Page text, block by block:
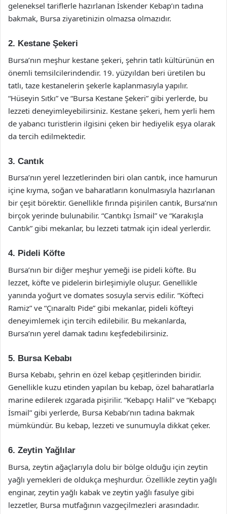
geleneksel tariflerle hazırlanan İskender Kebap’ın tadına
bakmak, Bursa ziyaretinizin olmazsa olmazıdır.
2. Kestane Şekeri
Bursa’nın meşhur kestane şekeri, şehrin tatlı kültürünün en
önemli temsilcilerindendir. 19. yüzyıldan beri üretilen bu
tatlı, taze kestanelerin şekerle kaplanmasıyla yapılır.
“Hüseyin Sıtkı” ve “Bursa Kestane Şekeri” gibi yerlerde, bu
lezzeti deneyimleyebilirsiniz. Kestane şekeri, hem yerli hem
de yabancı turistlerin ilgisini çeken bir hediyelik eşya olarak
da tercih edilmektedir.
3. Cantık
Bursa’nın yerel lezzetlerinden biri olan cantık, ince hamurun
içine kıyma, soğan ve baharatların konulmasıyla hazırlanan
bir çeşit börektir. Genellikle fırında pişirilen cantık, Bursa’nın
birçok yerinde bulunabilir. “Cantıkçı İsmail” ve “Karakışla
Cantık” gibi mekanlar, bu lezzeti tatmak için ideal yerlerdir.
4. Pideli Köfte
Bursa’nın bir diğer meşhur yemeği ise pideli köfte. Bu
lezzet, köfte ve pidelerin birleşimiyle oluşur. Genellikle
yanında yoğurt ve domates sosuyla servis edilir. “Köfteci
Ramiz” ve “Çınaraltı Pide” gibi mekanlar, pideli köfteyi
deneyimlemek için tercih edilebilir. Bu mekanlarda,
Bursa’nın yerel damak tadını keşfedebilirsiniz.
5. Bursa Kebabı
Bursa Kebabı, şehrin en özel kebap çeşitlerinden biridir.
Genellikle kuzu etinden yapılan bu kebap, özel baharatlarla
marine edilerek ızgarada pişirilir. “Kebapçı Halil” ve “Kebapçı
İsmail” gibi yerlerde, Bursa Kebabı’nın tadına bakmak
mümkündür. Bu kebap, lezzeti ve sunumuyla dikkat çeker.
6. Zeytin Yağlılar
Bursa, zeytin ağaçlarıyla dolu bir bölge olduğu için zeytin
yağlı yemekleri de oldukça meşhurdur. Özellikle zeytin yağlı
enginar, zeytin yağlı kabak ve zeytin yağlı fasulye gibi
lezzetler, Bursa mutfağının vazgeçilmezleri arasındadır.